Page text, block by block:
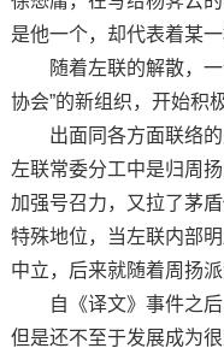
是他一个，却代表着某一
随着左联的解散，一
协会”的新组织，开始积
出面同各方面联络的
左联常委分工中是归周
加强号召力，又拉了茅
特殊地位，当左联内部
中立，后来就随着周扬
自《译文》事件之后
但是还不至于发展成为